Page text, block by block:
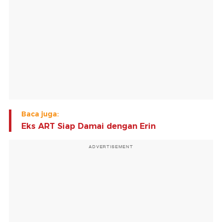
Baca juga:
Eks ART Siap Damai dengan Erin
ADVERTISEMENT